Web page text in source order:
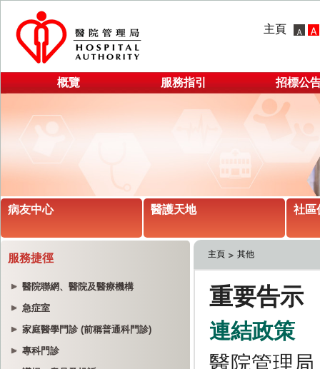
主頁
概覽 服務指引 招標公
病友中心 醫護天地 社區
服務捷徑
醫院聯網、醫院及醫療機構
急症室
家庭醫學門診 (前稱普通科門診)
專科門診
主頁 其他